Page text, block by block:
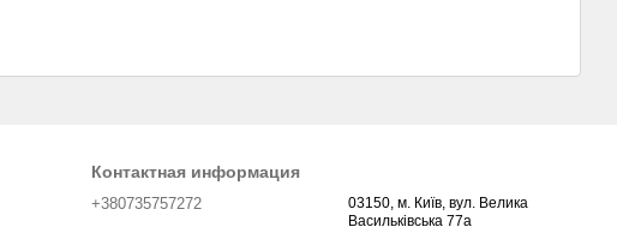
Контактная информация
+380735757272
03150, м. Київ, вул. Велика
Васильківська 77а